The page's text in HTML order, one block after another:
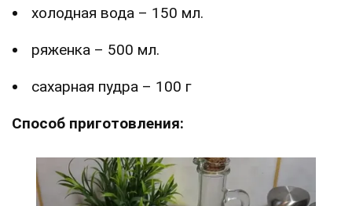
холодная вода – 150 мл.
ряженка – 500 мл.
сахарная пудра – 100 г
Способ приготовления: